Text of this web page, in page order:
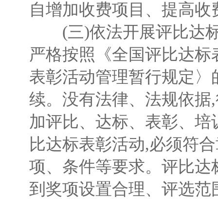
自增加收费项目、提高收
(三)依法开展评比达标
严格按照《全国评比达
表彰活动管理暂行规定〉
续。没有法律、法规依
加评比、达标、表彰、
比达标表彰活动,必须符
项、条件等要求。评比
到奖项设置合理、评选